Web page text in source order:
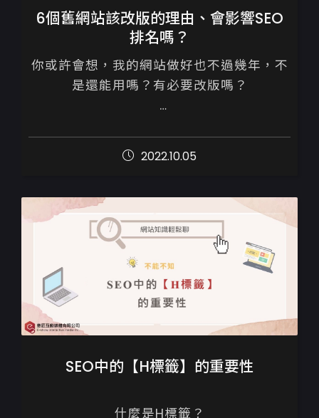
6個舊網站該改版的理由、會影響SEO
排名嗎？
你或許會想，我的網站做好也不過幾年，不
是還能用嗎？有必要改版嗎？
搜尋引擎的機制日新月異，短短的3~5年就
可以有很大的變化，
2022.10.05
SEO中的【H標籤】的重要性
什麼是H標籤？